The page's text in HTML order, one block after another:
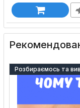
Розбираємось та